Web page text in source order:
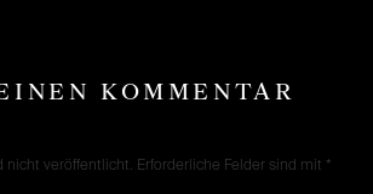
KOMMENTAR
nicht veröffentlicht. Erforderliche Felder sind mit *